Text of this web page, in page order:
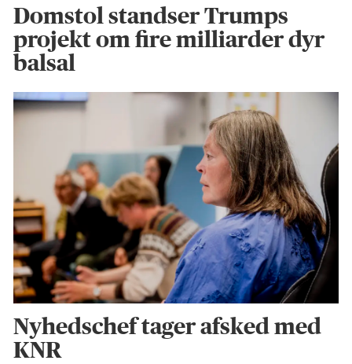
Domstol standser Trumps
projekt om fire milliarder dyr
balsal
Nyhedschef tager afsked med
KNR